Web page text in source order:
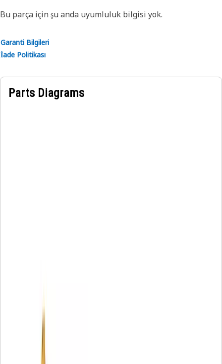
Bu parça için şu anda uyumluluk bilgisi yok.
Garanti Bilgileri
İade Politikası
Parts Diagrams